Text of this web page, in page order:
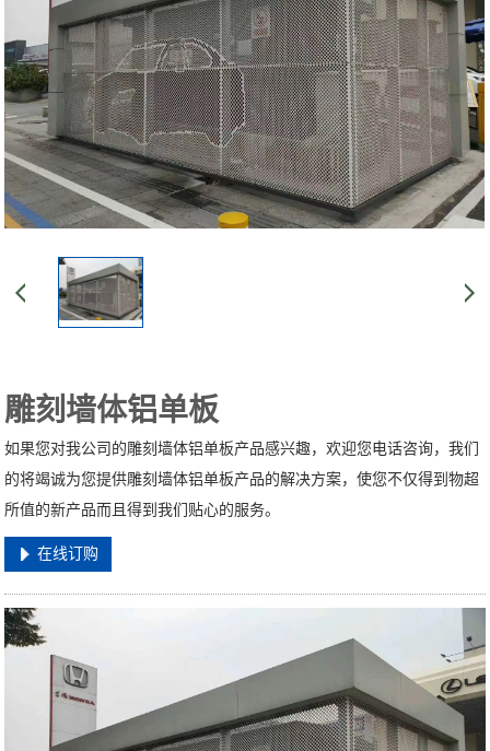
雕刻墙体铝单板
如果您对我公司的雕刻墙体铝单板产品感兴趣，欢迎您电话咨询，我们
的将竭诚为您提供雕刻墙体铝单板产品的解决方案，使您不仅得到物超
所值的新产品而且得到我们贴心的服务。
在线订购